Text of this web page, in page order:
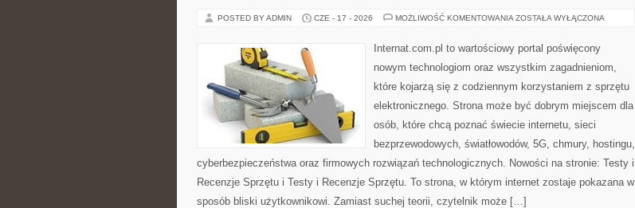
POSTED BY ADMIN CZE - 17 - 2026 MOŻLIWOŚĆ KOMENTOWANIA CZYTELNICY
ZOSTAŁA WYŁĄCZONA
Internat.com.pl to wartościowy portal poświęcony
nowym technologiom oraz wszystkim zagadnieniom,
które kojarzą się z codziennym korzystaniem z sprzętu
elektronicznego. Strona może być dobrym miejscem dla
osób, które chcą poznać świecie internetu, sieci
bezprzewodowych, światłowodów, 5G, chmury, hostingu,
cyberbezpieczeństwa oraz firmowych rozwiązań technologicznych. Nowości na stronie: Testy i
Recenzje Sprzętu i Testy i Recenzje Sprzętu. To strona, w którym internet zostaje pokazana w
sposób bliski użytkownikowi. Zamiast suchej teorii, czytelnik może […]